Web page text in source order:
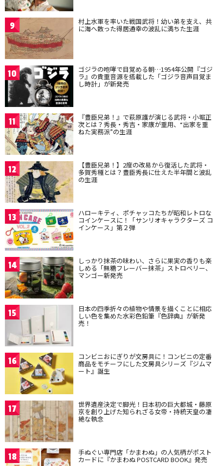
9 村上水軍を率いた戦国武将！幼い弟を支え、共
に海へ散った得居通幸の波乱に満ちた生涯
10 ゴジラの咆哮で目覚める朝…1954年公開『ゴジ
ラ』の貴重音源を搭載した「ゴジラ音声目覚ま
し時計」が新発売
11 『豊臣兄弟！』で萩原護が演じる武将・小堀正
次とは？秀長・秀吉・家康が重用、“出家を重
ねた実務派”の生涯
12 【豊臣兄弟！】2度の改易から復活した武将・
多賀秀種とは？豊臣秀長に仕えた半年間と波乱
の生涯
13 ハローキティ、ポチャッコたちが昭和レトロな
コインケースに！「サンリオキャラクターズ コ
インケース」第２弾
14 しっかり抹茶の味わい、さらに果実の香りも楽
しめる「無糖フレーバー抹茶」ストロベリー、
マンゴー新発売
15 日本の四季折々の植物や情景を描くことに相応
しい色を集めた水彩色鉛筆『色辞典』が新発
売！
16 コンビニおにぎりが文房具に！コンビニの定番
商品をモチーフにした文房具シリーズ『ジムマ
ート』誕生
17 世界遺産決定で脚光！日本初の巨大都城・藤原
京を創り上げた知られざる女帝・持統天皇の凄
絶な執念
18 手ぬぐい専門店「かまわぬ」の人気柄がポスト
カードに『かまわぬ POSTCARD BOOK』発売